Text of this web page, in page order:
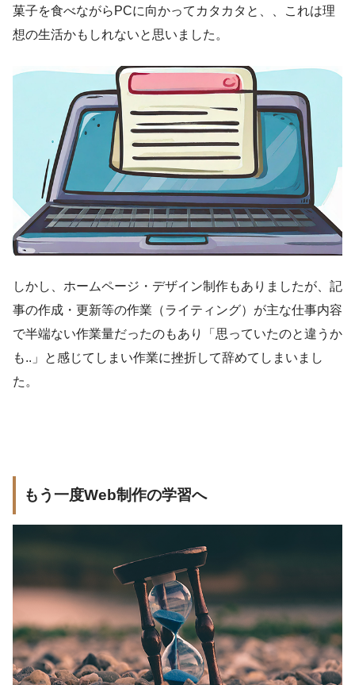
菓子を食べながらPCに向かってカタカタと、、これは理
想の生活かもしれないと思いました。
しかし、ホームページ・デザイン制作もありましたが、記
事の作成・更新等の作業（ライティング）が主な仕事内容
で半端ない作業量だったのもあり「思っていたのと違うか
も..」と感じてしまい作業に挫折して辞めてしまいまし
た。
もう一度Web制作の学習へ